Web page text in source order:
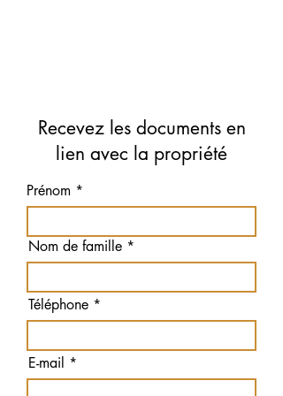
Recevez les documents en
lien avec la propriété
Prénom
Nom de famille
Téléphone
E-mail